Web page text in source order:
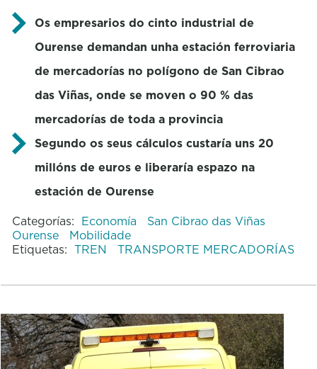
Os empresarios do cinto industrial de
Ourense demandan unha estación ferroviaria
de mercadorías no polígono de San Cibrao
das Viñas, onde se moven o 90 % das
mercadorías de toda a provincia
Segundo os seus cálculos custaría uns 20
millóns de euros e liberaría espazo na
estación de Ourense
Categorías: Economía
San Cibrao das Viñas
Ourense
Mobilidade
Etiquetas: TREN TRANSPORTE MERCADORÍAS